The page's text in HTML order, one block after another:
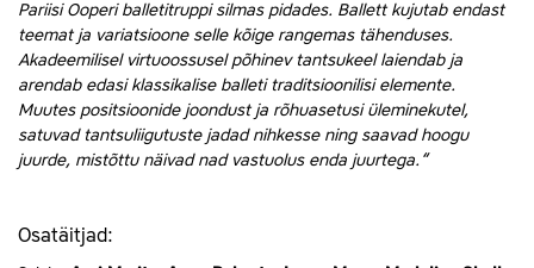
Pariisi Ooperi balletitruppi silmas pidades. Ballett kujutab endast
teemat ja variatsioone selle kõige rangemas tähenduses.
Akadeemilisel virtuoossusel põhinev tantsukeel laiendab ja
arendab edasi klassikalise balleti traditsioonilisi elemente.
Muutes positsioonide joondust ja rõhuasetusi üleminekutel,
satuvad tantsuliigutuste jadad nihkesse ning saavad hoogu
juurde, mistõttu näivad nad vastuolus enda juurtega.“
Osatäitjad: